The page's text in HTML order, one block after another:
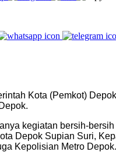
Kota (Pemkot)
kegiatan bersih-
Depok Supian Suri,
Kepolisian Metro Depok.